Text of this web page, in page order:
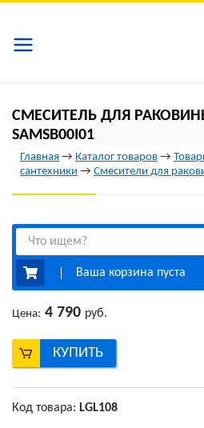
СМЕСИТЕЛЬ ДЛЯ
SAMSB00I01
Главная → Каталог товаров →
сантехники → Смесители для
Ваша корзина пуста
Цена: 4 790 руб.
КУПИТЬ
Код товара: LGL108